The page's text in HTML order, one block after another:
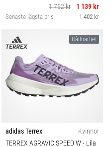
1 752 kr
1 139 kr
Senaste lägsta pris 1 402 kr
Hållbarhet
adidas Terrex
Kvinnor
TERREX AGRAVIC SPEED W- Lila